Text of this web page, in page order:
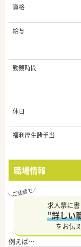
資格
給与
勤務時間
休日
福利厚生諸手当
職場情報
求人票に
“詳しい
をお伝